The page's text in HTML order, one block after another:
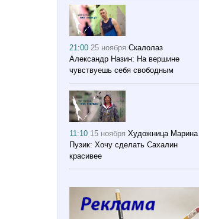
21:0025 ноября Скалолаз
Александр Назин: На вершине
чувствуешь себя свободным
11:10 15 ноября Художница Марина
Пузик: Хочу сделать Сахалин
красивее